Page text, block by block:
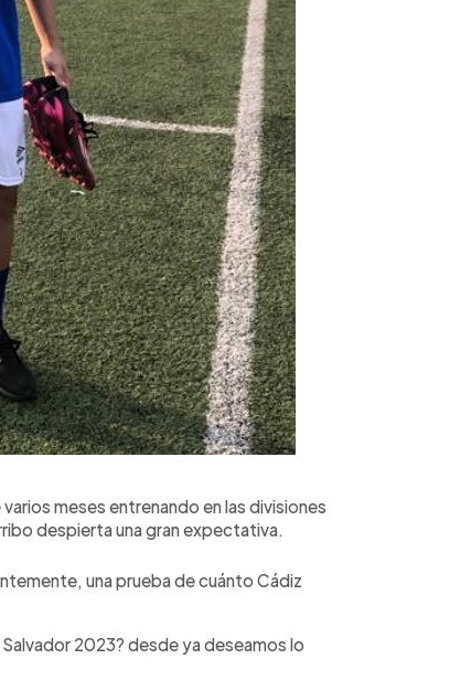
meses entrenando en las divisiones
despierta una gran expectativa.
una prueba de cuánto Cádiz
2023? desde ya deseamos lo